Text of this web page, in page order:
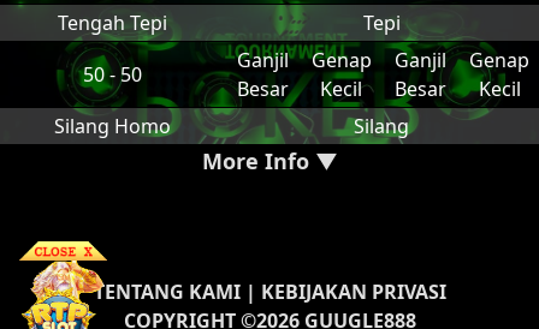
Tengah Tepi
Tepi
50 - 50
Ganjil
Besar
Genap
Kecil
Ganjil
Besar
Genap
Kecil
Silang Homo
Silang
More Info ▼
TENTANG KAMI| KEBIJAKAN PRIVASI
COPYRIGHT ©2026 GUUGLE888